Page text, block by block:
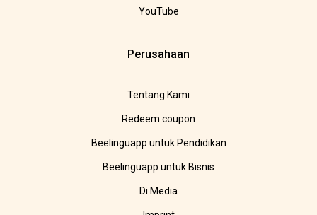
YouTube
Perusahaan
Tentang Kami
Redeem coupon
Beelinguapp untuk Pendidikan
Beelinguapp untuk Bisnis
Di Media